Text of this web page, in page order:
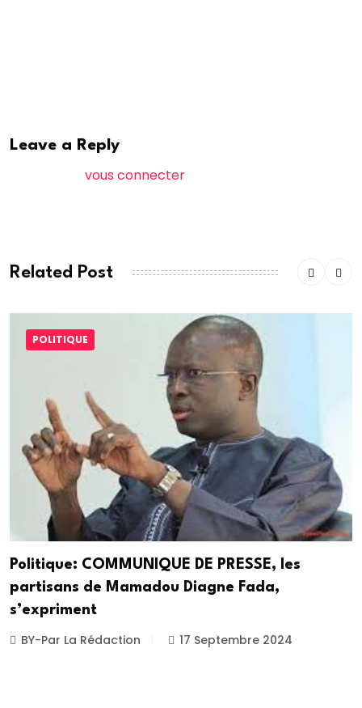
Leave a Reply
vous connecter
Related Post
POLITIQUE
Politique: COMMUNIQUE DE PRESSE, les
partisans de Mamadou Diagne Fada,
s’expriment
BY-Par La Rédaction 17 Septembre 2024